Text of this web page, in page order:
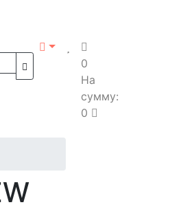
0
На
сумму:
0